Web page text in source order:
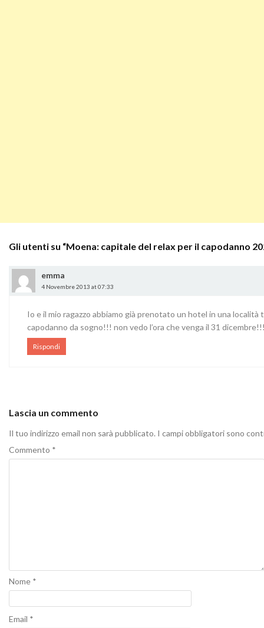
Gli utenti su “Moena: capitale del relax per il capodanno
emma
4 Novembre 2013 at 07:33
Io e il mio ragazzo abbiamo già prenotato un hotel in una località
capodanno da sogno!!! non vedo l’ora che venga il 31
Rispondi
Lascia un commento
Il tuo indirizzo email non sarà pubblicato. I campi obbligatori sono
Commento *
Nome *
Email *